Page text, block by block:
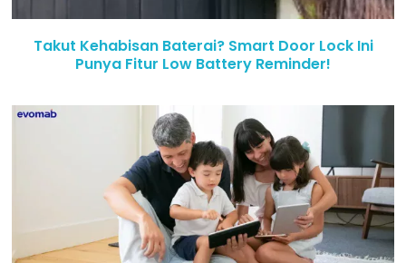
Takut Kehabisan Baterai? Smart Door Lock Ini
Punya Fitur Low Battery Reminder!